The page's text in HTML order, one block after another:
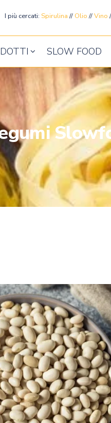
I più cercati: Spirulina // Olio //Vino
SLOW FOOD